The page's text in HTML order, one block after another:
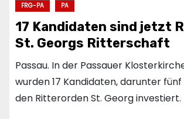
FRG-PA PA
17 Kandidaten sind jetzt
St. Georgs Ritterschaft
Passau. In der Passauer
wurden 17 Kandidaten, darunter fünf
den Ritterorden St. Georg investiert.